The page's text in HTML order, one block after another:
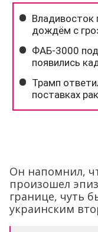
Он напомнил,
произошел
границе, чуть
украинским